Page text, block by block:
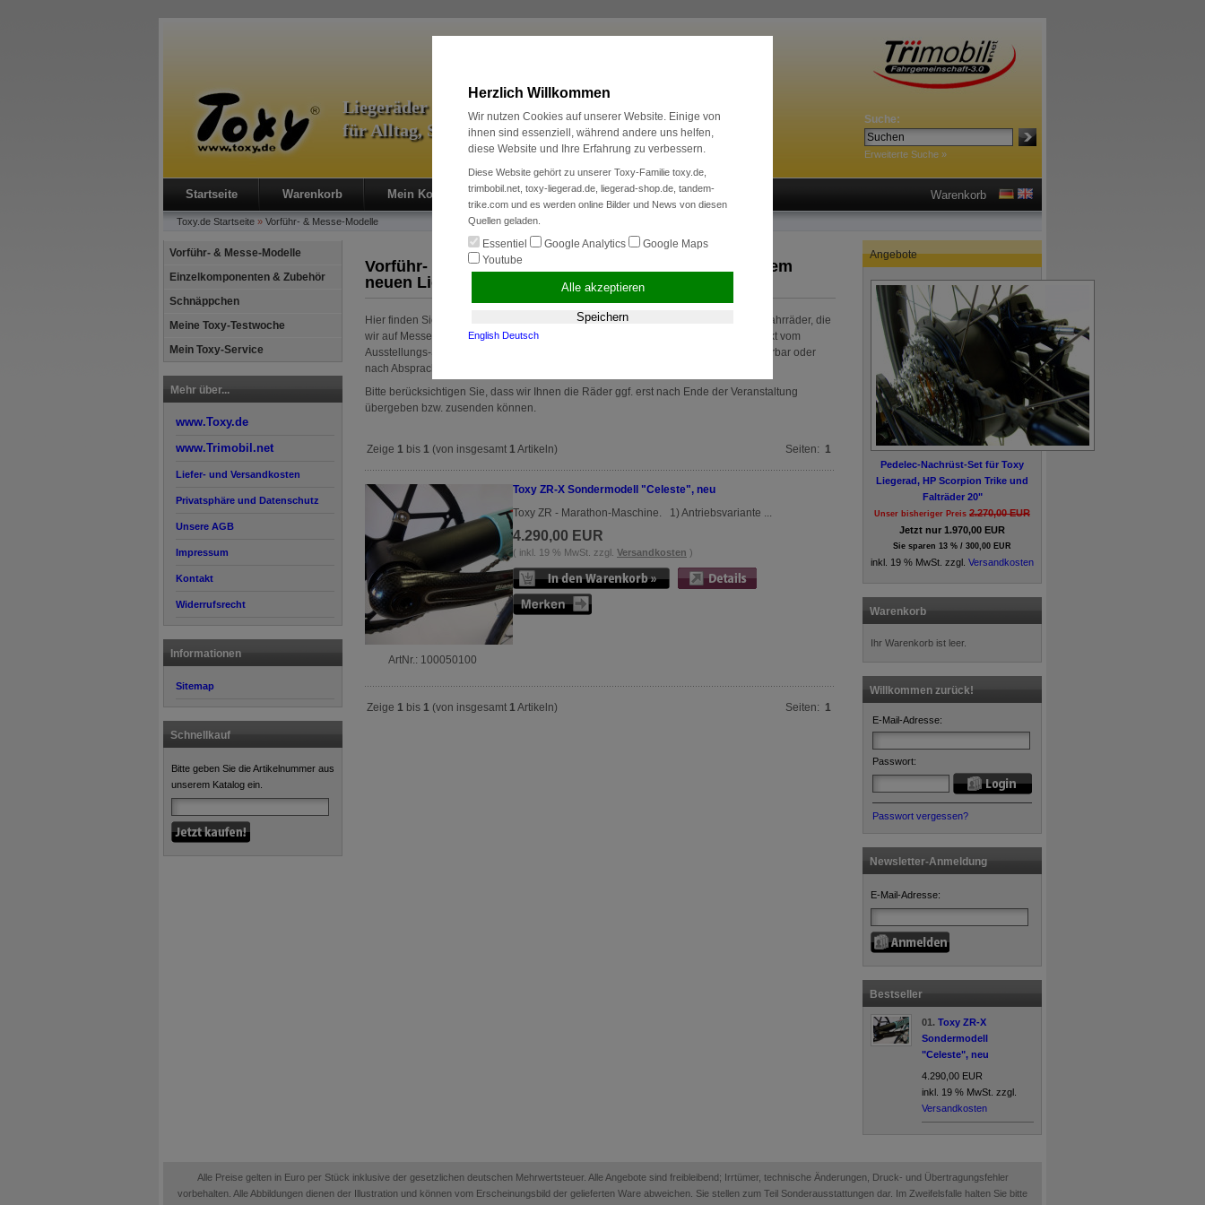
Suche:
Erweiterte Suche »
Liegeräder & Zubehör
für Alltag, Sport und Radreise
Startseite Warenkorb Mein Konto Neukunde? Kasse Anmelden Warenkorb
Toxy.de Startseite » Vorführ- & Messe-Modelle
Vorführ- & Messe-Modelle
Einzelkomponenten & Zubehör
Schnäppchen
Meine Toxy-Testwoche
Mein Toxy-Service
Mehr über...
www.Toxy.de
www.Trimobil.net
Liefer- und Versandkosten
Privatsphäre und Datenschutz
Unsere AGB
Impressum
Kontakt
Widerrufsrecht
Informationen
Sitemap
Schnellkauf
Bitte geben Sie die Artikelnummer aus
unserem Katalog ein.
Vorführ- & Messe-Modelle: Der schnellste Weg zu Ihrem
neuen Liegerad...
Hier finden Sie preisreduzierte Toxy Liegerad Modelle, aber auch andere Spezial-Fahrräder, die
wir auf Messen und in unserer Ausstellung eingesetzt haben. Teils neue Toxies direkt vom
Ausstellungs-Ständer, teils mit geringer Fahrleistung. Alle Räder sind kurzfristig lieferbar oder
nach Absprache direkt auf der Messe abzugeben.
Bitte berücksichtigen Sie, dass wir Ihnen die Räder ggf. erst nach Ende der Veranstaltung
übergeben bzw. zusenden können.
Zeige 1 bis 1 (von insgesamt 1Artikeln) Seiten: 1
ArtNr.: 100050100
Toxy ZR-X Sondermodell "Celeste", neu
Toxy ZR - Marathon-Maschine. 1) Antriebsvariante ...
4.290,00 EUR
( inkl. 19 % MwSt. zzgl. Versandkosten )
Zeige 1 bis 1 (von insgesamt 1Artikeln) Seiten: 1
Angebote
Pedelec-Nachrüst-Set für Toxy
Liegerad, HP Scorpion Trike und
Falträder 20"
Unser bisheriger Preis 2.270,00 EUR
Jetzt nur 1.970,00 EUR
Sie sparen 13 % / 300,00 EUR
inkl. 19 % MwSt. zzgl. Versandkosten
Warenkorb
Ihr Warenkorb ist leer.
Willkommen zurück!
E-Mail-Adresse:
Passwort:
Passwort vergessen?
Newsletter-Anmeldung
E-Mail-Adresse:
Bestseller
01. Toxy ZR-X
Sondermodell
"Celeste", neu
4.290,00 EUR
inkl. 19 % MwSt. zzgl.
Versandkosten
Alle Preise gelten in Euro per Stück inklusive der gesetzlichen deutschen Mehrwertsteuer. Alle Angebote sind freibleibend; Irrtümer, technische Änderungen, Druck- und Übertragungsfehler
vorbehalten. Alle Abbildungen dienen der Illustration und können vom Erscheinungsbild der gelieferten Ware abweichen. Sie stellen zum Teil Sonderausstattungen dar. Im Zweifelsfalle halten Sie bitte
Herzlich Willkommen
Wir nutzen Cookies auf unserer Website. Einige von
ihnen sind essenziell, während andere uns helfen,
diese Website und Ihre Erfahrung zu verbessern.
Diese Website gehört zu unserer Toxy-Familie toxy.de,
trimbobil.net, toxy-liegerad.de, liegerad-shop.de, tandem-
trike.com und es werden online Bilder und News von diesen
Quellen geladen.
Essentiel Google Analytics
Google Maps
Youtube
Alle akzeptieren
Speichern
English Deutsch